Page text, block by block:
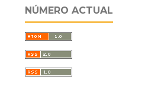
NÚMERO ACTUAL